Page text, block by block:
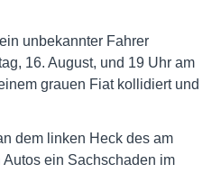
unbekannter Fahrer
16. August, und 19 Uhr am
grauen Fiat kollidiert und
dem linken Heck des am
ein Sachschaden im